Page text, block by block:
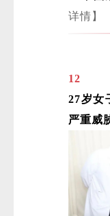
详情】
12
27岁女
严重威